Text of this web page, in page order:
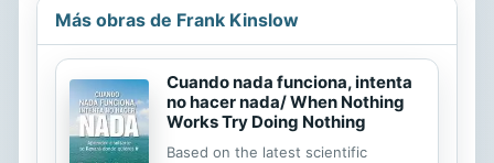
Más obras de Frank Kinslow
Cuando nada funciona, intenta
no hacer nada/ When Nothing
Works Try Doing Nothing
Based on the latest scientific